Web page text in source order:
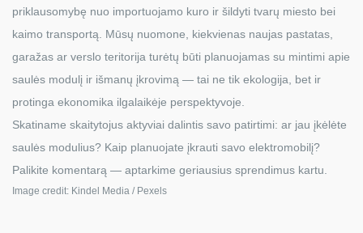
priklausomybę nuo importuojamo kuro ir šildyti tvarų miesto bei
kaimo transportą. Mūsų nuomone, kiekvienas naujas pastatas,
garažas ar verslo teritorija turėtų būti planuojamas su mintimi apie
saulės modulį ir išmanų įkrovimą — tai ne tik ekologija, bet ir
protinga ekonomika ilgalaikėje perspektyvoje.
Skatiname skaitytojus aktyviai dalintis savo patirtimi: ar jau įkėlėte
saulės modulius? Kaip planuojate įkrauti savo elektromobilį?
Palikite komentarą — aptarkime geriausius sprendimus kartu.
Image credit: Kindel Media / Pexels